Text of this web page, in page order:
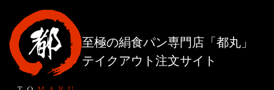
至極の絹食パン専門店「都丸」
テイクアウト注文サイト